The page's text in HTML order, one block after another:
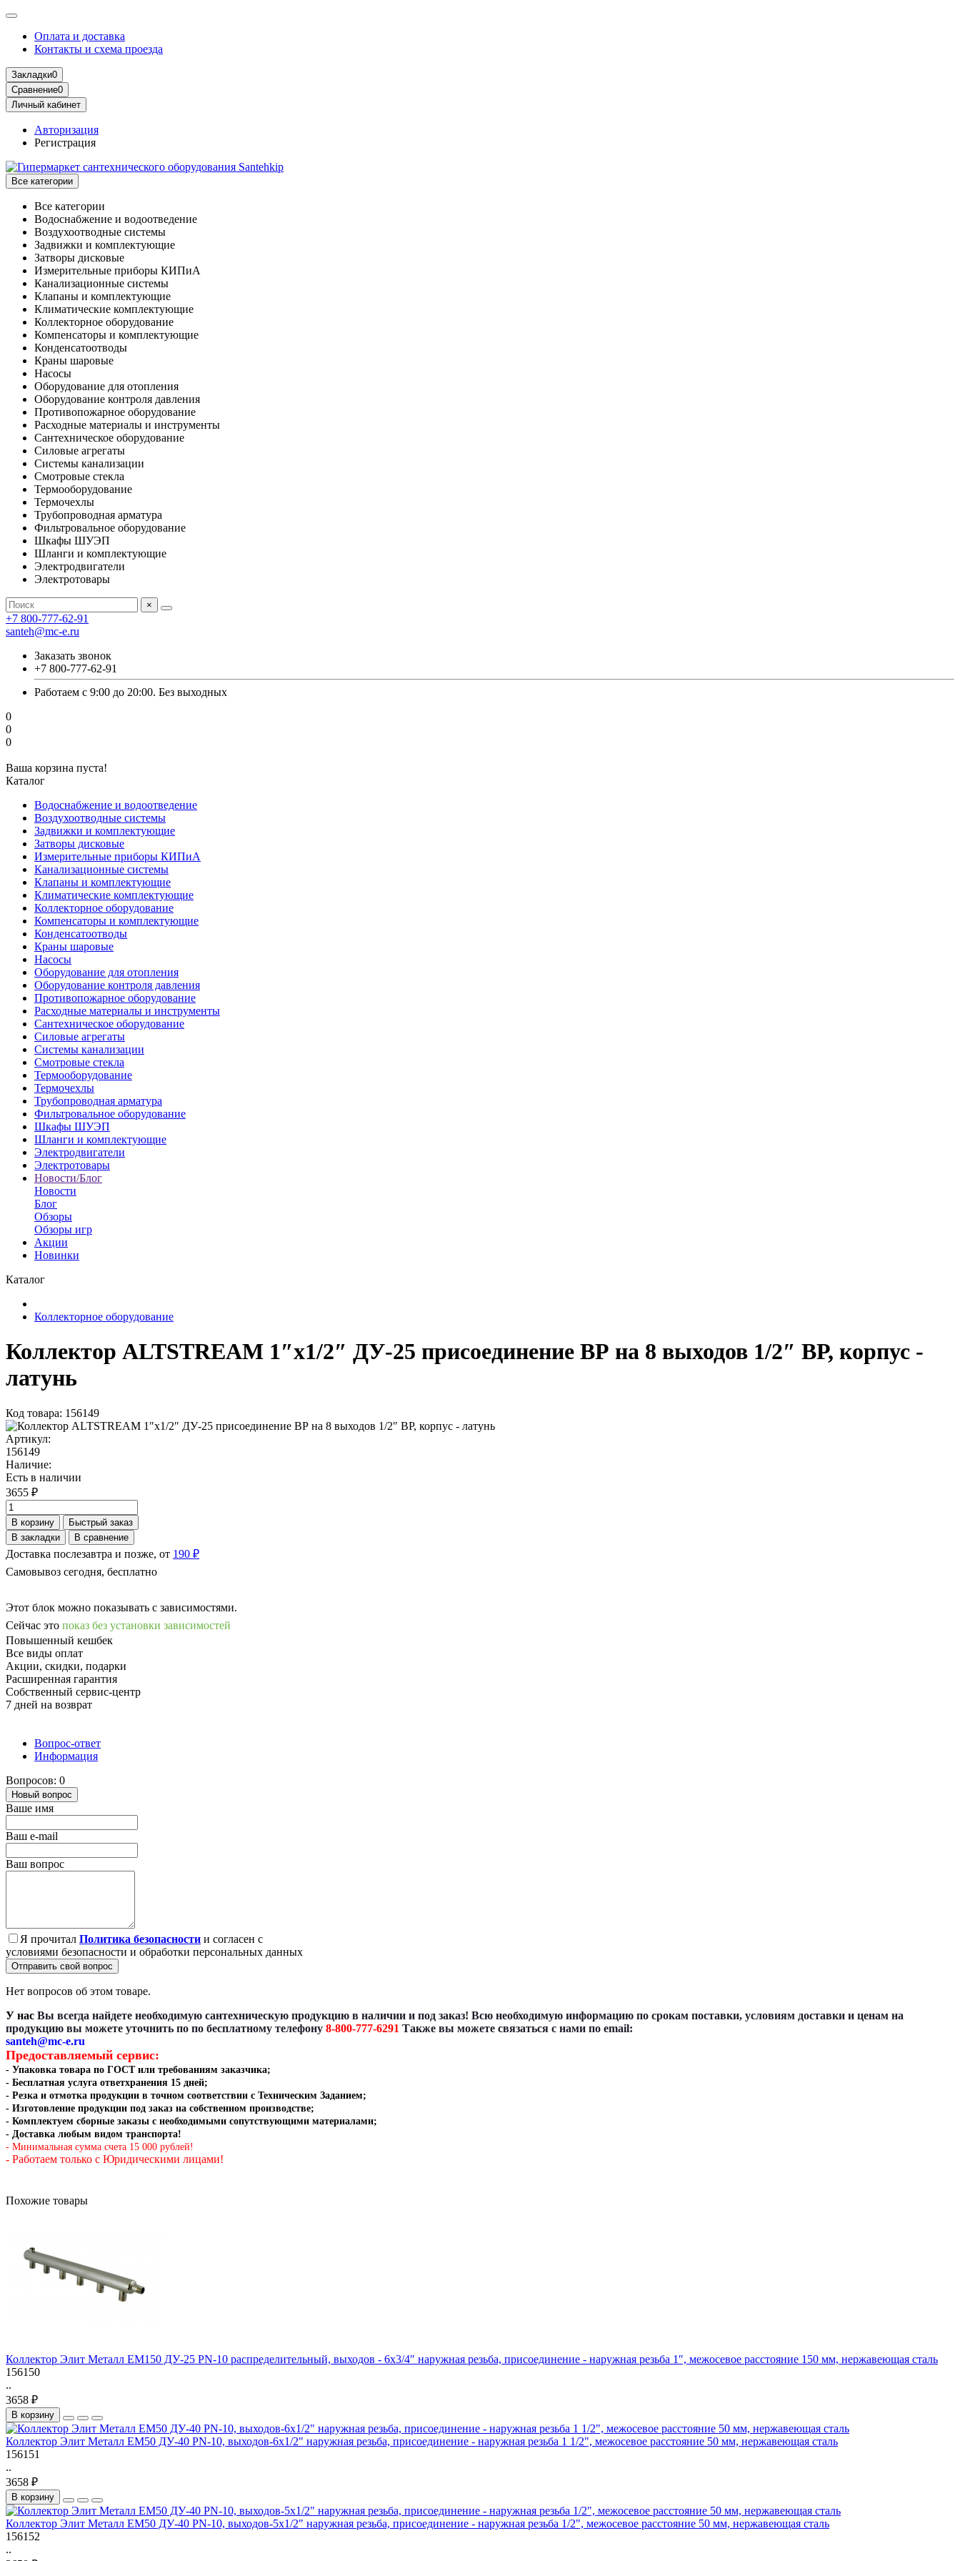
Оплата и доставка
Контакты и схема проезда
Закладки0
Сравнение0
Личный кабинет
Авторизация
Регистрация
Все категории
Все категории
Водоснабжение и водоотведение
Воздухоотводные системы
Задвижки и комплектующие
Затворы дисковые
Измерительные приборы КИПиА
Канализационные системы
Клапаны и комплектующие
Климатические комплектующие
Коллекторное оборудование
Компенсаторы и комплектующие
Конденсатоотводы
Краны шаровые
Насосы
Оборудование для отопления
Оборудование контроля давления
Противопожарное оборудование
Расходные материалы и инструменты
Сантехническое оборудование
Силовые агрегаты
Системы канализации
Смотровые стекла
Термооборудование
Термочехлы
Трубопроводная арматура
Фильтровальное оборудование
Шкафы ШУЭП
Шланги и комплектующие
Электродвигатели
Электротовары
×
+7 800-777-62-91
santeh@mc-e.ru
Заказать звонок
+7 800-777-62-91
Работаем с 9:00 до 20:00. Без выходных
0
0
0
Ваша корзина пуста!
Каталог
Водоснабжение и водоотведение
Воздухоотводные системы
Задвижки и комплектующие
Затворы дисковые
Измерительные приборы КИПиА
Канализационные системы
Клапаны и комплектующие
Климатические комплектующие
Коллекторное оборудование
Компенсаторы и комплектующие
Конденсатоотводы
Краны шаровые
Насосы
Оборудование для отопления
Оборудование контроля давления
Противопожарное оборудование
Расходные материалы и инструменты
Сантехническое оборудование
Силовые агрегаты
Системы канализации
Смотровые стекла
Термооборудование
Термочехлы
Трубопроводная арматура
Фильтровальное оборудование
Шкафы ШУЭП
Шланги и комплектующие
Электродвигатели
Электротовары
Новости/Блог
Новости
Блог
Обзоры
Обзоры игр
Акции
Новинки
Каталог
Коллекторное оборудование
Коллектор ALTSTREAM 1″х1/2″ ДУ-25 присоединение ВР на 8 выходов 1/2″ ВР, корпус -
латунь
Код товара: 156149
Артикул:
156149
Наличие:
Есть в наличии
3655 ₽
В корзину
Быстрый заказ
В закладки
В сравнение
Доставка послезавтра и позже, от 190 ₽
Самовывоз сегодня, бесплатно
Этот блок можно показывать с зависимостями.
Сейчас это показ без установки зависимостей
Повышенный кешбек
Все виды оплат
Акции, скидки, подарки
Расширенная гарантия
Собственный сервис-центр
7 дней на возврат
Вопрос-ответ
Информация
Вопросов: 0
Новый вопрос
Ваше имя
Ваш e-mail
Ваш вопрос
Я прочитал Политика безопасности и согласен с
условиями безопасности и обработки персональных данных
Отправить свой вопрос
Нет вопросов об этом товаре.
У нас Вы всегда найдете необходимую сантехническую продукцию в наличии и под заказ! Всю необходимую информацию по срокам поставки, условиям доставки и ценам на
продукцию вы можете уточнить по по бесплатному телефону 8-800-777-6291 Также вы можете связаться с нами по email:
santeh@mc-e.ru
Предоставляемый сервис:
- Упаковка товара по ГОСТ или требованиям заказчика;
- Бесплатная услуга ответхранения 15 дней;
- Резка и отмотка продукции в точном соответствии с Техническим Заданием;
- Изготовление продукции под заказ на собственном производстве;
- Комплектуем сборные заказы с необходимыми сопутствующими материалами;
- Доставка любым видом транспорта!
- Минимальная сумма счета 15 000 рублей!
- Работаем только с Юридическими лицами!
Похожие товары
Коллектор Элит Металл EM150 ДУ-25 PN-10 распределительный, выходов - 6х3/4″ наружная резьба, присоединение - наружная резьба 1″, межосевое расстояние 150 мм, нержавеющая сталь
156150
..
3658 ₽
В корзину
Коллектор Элит Металл EM50 ДУ-40 PN-10, выходов-6х1/2" наружная резьба, присоединение - наружная резьба 1 1/2", межосевое расстояние 50 мм, нержавеющая сталь
156151
..
3658 ₽
В корзину
Коллектор Элит Металл EM50 ДУ-40 PN-10, выходов-5х1/2" наружная резьба, присоединение - наружная резьба 1/2", межосевое расстояние 50 мм, нержавеющая сталь
156152
..